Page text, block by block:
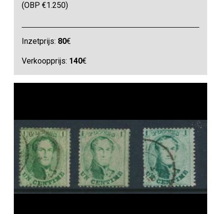
(OBP €1.250)
Inzetprijs: 80€
Verkoopprijs: 140€